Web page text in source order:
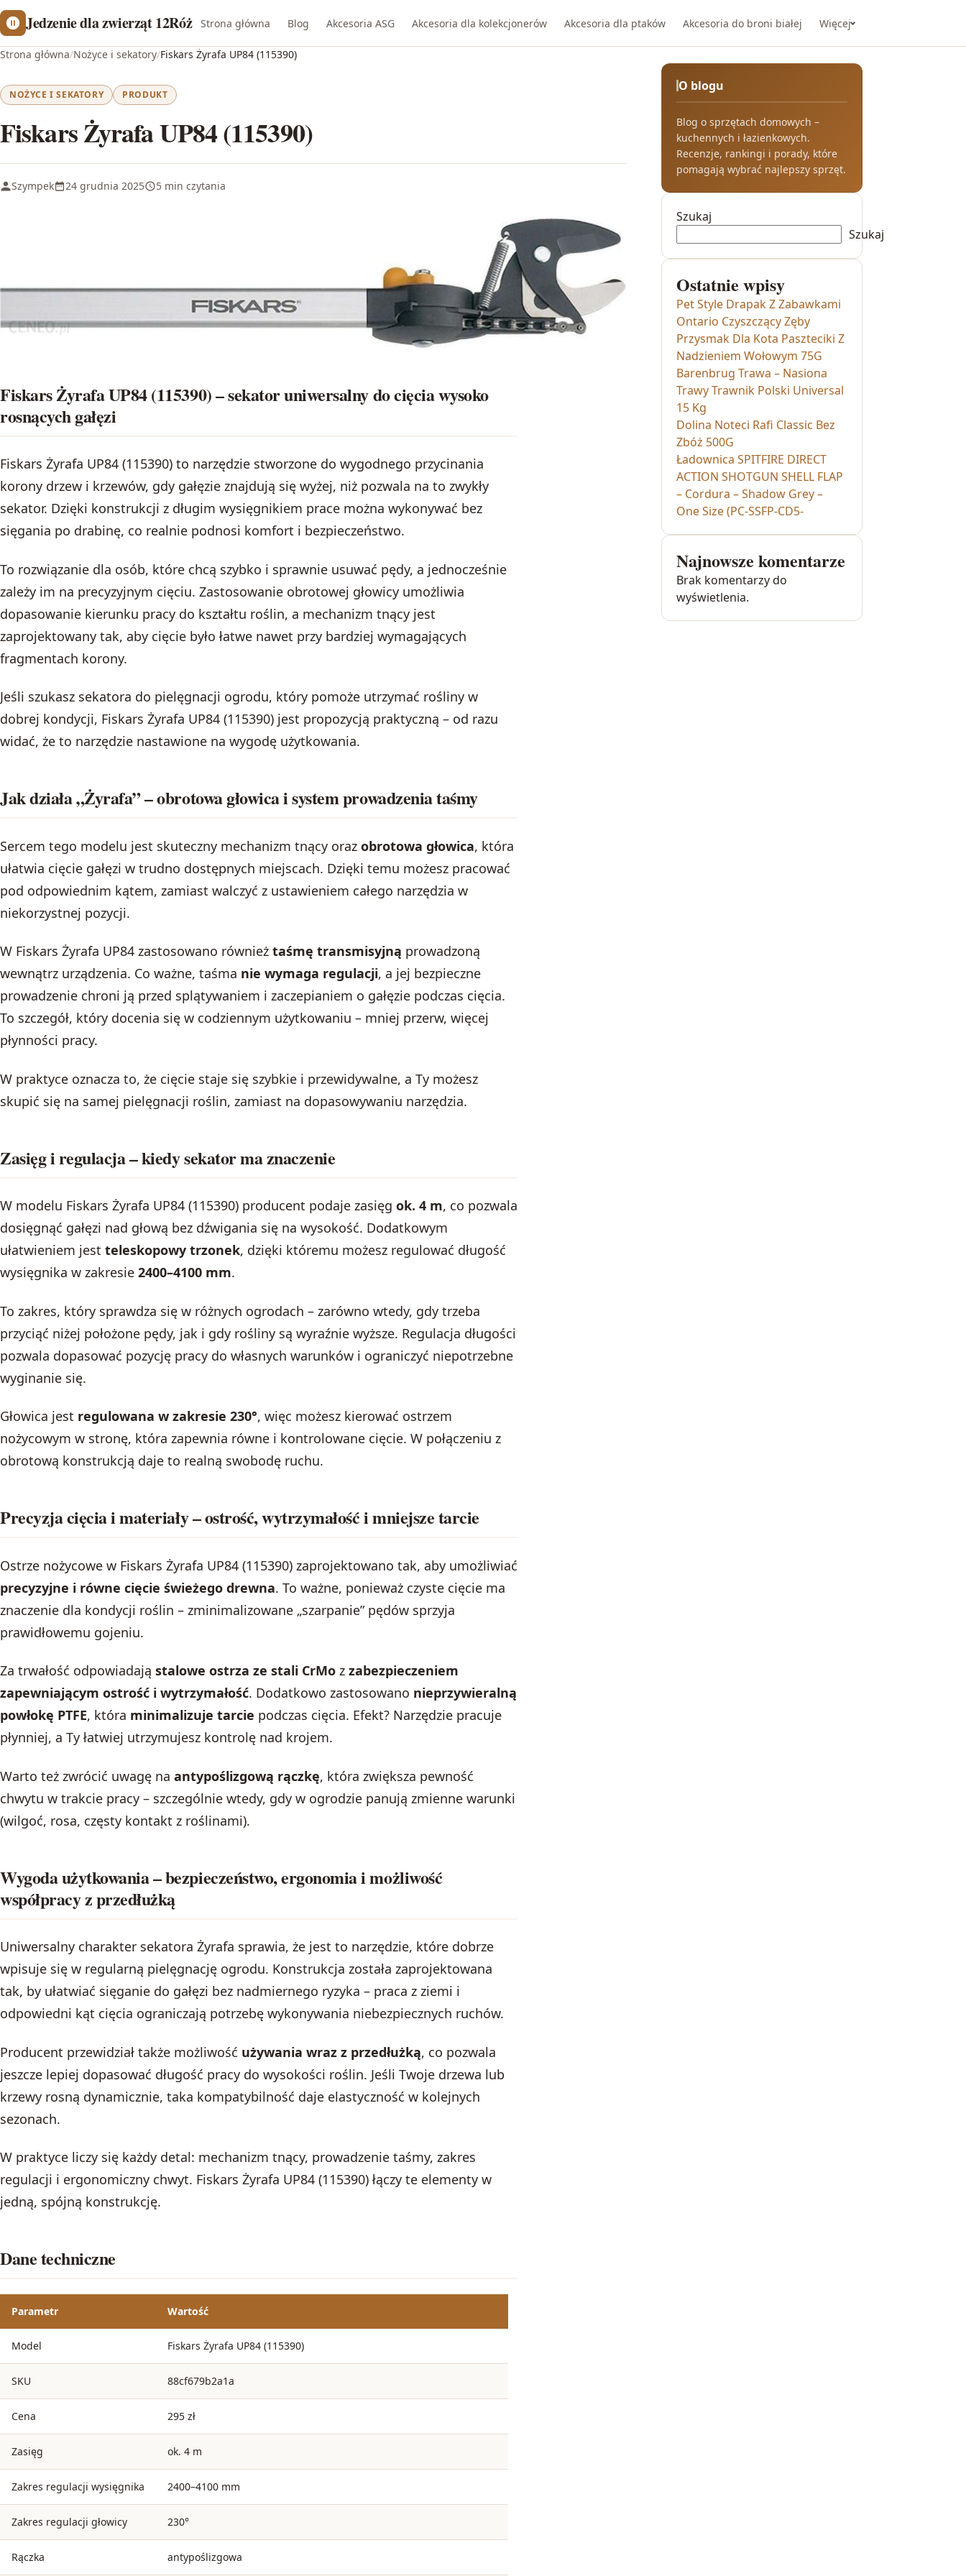
Jedzenie dla zwierząt 12Róż Strona główna Blog Akcesoria ASG Akcesoria dla kolekcjonerów Akcesoria dla ptaków Akcesoria do broni białej Więcej
Strona główna/Nożyce i sekatory/Fiskars Żyrafa UP84 (115390)
NOŻYCE I SEKATORY PRODUKT
Fiskars Żyrafa UP84 (115390)
Szympek 24 grudnia 2025 5 min czytania
Fiskars Żyrafa UP84 (115390) – sekator uniwersalny do cięcia wysoko
rosnących gałęzi
Fiskars Żyrafa UP84 (115390) to narzędzie stworzone do wygodnego przycinania
korony drzew i krzewów, gdy gałęzie znajdują się wyżej, niż pozwala na to zwykły
sekator. Dzięki konstrukcji z długim wysięgnikiem prace można wykonywać bez
sięgania po drabinę, co realnie podnosi komfort i bezpieczeństwo.
To rozwiązanie dla osób, które chcą szybko i sprawnie usuwać pędy, a jednocześnie
zależy im na precyzyjnym cięciu. Zastosowanie obrotowej głowicy umożliwia
dopasowanie kierunku pracy do kształtu roślin, a mechanizm tnący jest
zaprojektowany tak, aby cięcie było łatwe nawet przy bardziej wymagających
fragmentach korony.
Jeśli szukasz sekatora do pielęgnacji ogrodu, który pomoże utrzymać rośliny w
dobrej kondycji, Fiskars Żyrafa UP84 (115390) jest propozycją praktyczną – od razu
widać, że to narzędzie nastawione na wygodę użytkowania.
Jak działa „Żyrafa” – obrotowa głowica i system prowadzenia taśmy
Sercem tego modelu jest skuteczny mechanizm tnący oraz obrotowa głowica, która
ułatwia cięcie gałęzi w trudno dostępnych miejscach. Dzięki temu możesz pracować
pod odpowiednim kątem, zamiast walczyć z ustawieniem całego narzędzia w
niekorzystnej pozycji.
W Fiskars Żyrafa UP84 zastosowano również taśmę transmisyjną prowadzoną
wewnątrz urządzenia. Co ważne, taśma nie wymaga regulacji, a jej bezpieczne
prowadzenie chroni ją przed splątywaniem i zaczepianiem o gałęzie podczas cięcia.
To szczegół, który docenia się w codziennym użytkowaniu – mniej przerw, więcej
płynności pracy.
W praktyce oznacza to, że cięcie staje się szybkie i przewidywalne, a Ty możesz
skupić się na samej pielęgnacji roślin, zamiast na dopasowywaniu narzędzia.
Zasięg i regulacja – kiedy sekator ma znaczenie
W modelu Fiskars Żyrafa UP84 (115390) producent podaje zasięg ok. 4 m, co pozwala
dosięgnąć gałęzi nad głową bez dźwigania się na wysokość. Dodatkowym
ułatwieniem jest teleskopowy trzonek, dzięki któremu możesz regulować długość
wysięgnika w zakresie 2400–4100 mm.
To zakres, który sprawdza się w różnych ogrodach – zarówno wtedy, gdy trzeba
przyciąć niżej położone pędy, jak i gdy rośliny są wyraźnie wyższe. Regulacja długości
pozwala dopasować pozycję pracy do własnych warunków i ograniczyć niepotrzebne
wyginanie się.
Głowica jest regulowana w zakresie 230°, więc możesz kierować ostrzem
nożycowym w stronę, która zapewnia równe i kontrolowane cięcie. W połączeniu z
obrotową konstrukcją daje to realną swobodę ruchu.
Precyzja cięcia i materiały – ostrość, wytrzymałość i mniejsze tarcie
Ostrze nożycowe w Fiskars Żyrafa UP84 (115390) zaprojektowano tak, aby umożliwiać
precyzyjne i równe cięcie świeżego drewna. To ważne, ponieważ czyste cięcie ma
znaczenie dla kondycji roślin – zminimalizowane „szarpanie” pędów sprzyja
prawidłowemu gojeniu.
Za trwałość odpowiadają stalowe ostrza ze stali CrMo z zabezpieczeniem
zapewniającym ostrość i wytrzymałość. Dodatkowo zastosowano nieprzywieralną
powłokę PTFE, która minimalizuje tarcie podczas cięcia. Efekt? Narzędzie pracuje
płynniej, a Ty łatwiej utrzymujesz kontrolę nad krojem.
Warto też zwrócić uwagę na antypoślizgową rączkę, która zwiększa pewność
chwytu w trakcie pracy – szczególnie wtedy, gdy w ogrodzie panują zmienne warunki
(wilgoć, rosa, częsty kontakt z roślinami).
Wygoda użytkowania – bezpieczeństwo, ergonomia i możliwość
współpracy z przedłużką
Uniwersalny charakter sekatora Żyrafa sprawia, że jest to narzędzie, które dobrze
wpisuje się w regularną pielęgnację ogrodu. Konstrukcja została zaprojektowana
tak, by ułatwiać sięganie do gałęzi bez nadmiernego ryzyka – praca z ziemi i
odpowiedni kąt cięcia ograniczają potrzebę wykonywania niebezpiecznych ruchów.
Producent przewidział także możliwość używania wraz z przedłużką, co pozwala
jeszcze lepiej dopasować długość pracy do wysokości roślin. Jeśli Twoje drzewa lub
krzewy rosną dynamicznie, taka kompatybilność daje elastyczność w kolejnych
sezonach.
W praktyce liczy się każdy detal: mechanizm tnący, prowadzenie taśmy, zakres
regulacji i ergonomiczny chwyt. Fiskars Żyrafa UP84 (115390) łączy te elementy w
jedną, spójną konstrukcję.
Dane techniczne
Parametr Wartość
Model Fiskars Żyrafa UP84 (115390)
SKU 88cf679b2a1a
Cena 295 zł
Zasięg ok. 4 m
Zakres regulacji wysięgnika 2400–4100 mm
Zakres regulacji głowicy 230°
Rączka antypoślizgowa
O blogu
Blog o sprzętach domowych –
kuchennych i łazienkowych.
Recenzje, rankingi i porady, które
pomagają wybrać najlepszy sprzęt.
Szukaj
Szukaj
Ostatnie wpisy
Pet Style Drapak Z Zabawkami
Ontario Czyszczący Zęby
Przysmak Dla Kota Paszteciki Z
Nadzieniem Wołowym 75G
Barenbrug Trawa – Nasiona
Trawy Trawnik Polski Universal
15 Kg
Dolina Noteci Rafi Classic Bez
Zbóż 500G
Ładownica SPITFIRE DIRECT
ACTION SHOTGUN SHELL FLAP
– Cordura – Shadow Grey –
One Size (PC-SSFP-CD5-
Najnowsze komentarze
Brak komentarzy do
wyświetlenia.